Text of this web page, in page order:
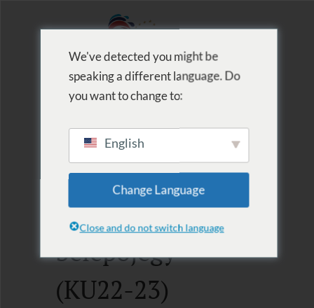
Ajándékutalvány
– Kedvezményes
belépőjegy
(KU22-23)
We've detected you might be
speaking a different language. Do
you want to change to:
English
Change Language
Close and do not switch language